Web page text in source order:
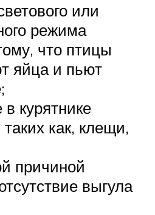
или
режима
что птицы
яйца и пьют
в курятнике
как, клещи,
причиной
выгула